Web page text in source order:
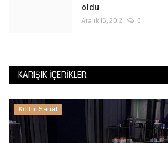
oldu
Aralık 15, 2012 0
KARIŞIK İÇERIKLER
Kültür Sanat